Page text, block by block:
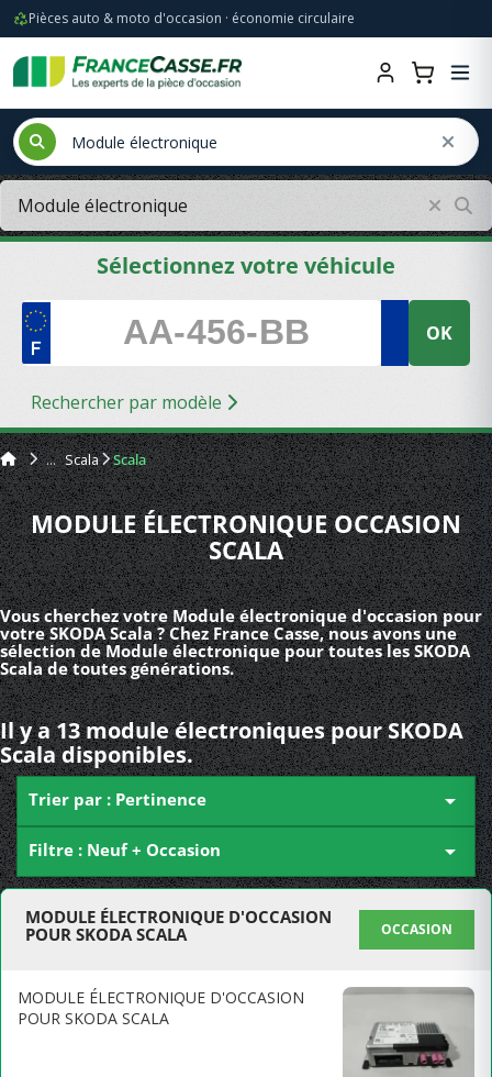
Pièces auto & moto d'occasion · économie circulaire
Sélectionnez votre véhicule
OK
Rechercher par modèle
Scala Scala
MODULE ÉLECTRONIQUE OCCASION
SCALA
Vous cherchez votre Module électronique d'occasion pour
votre SKODA Scala ? Chez France Casse, nous avons une
sélection de Module électronique pour toutes les SKODA
Scala de toutes générations.
Il y a 13 module électroniques pour SKODA
Scala disponibles.
Trier par : Pertinence 
Filtre : Neuf + Occasion 
MODULE ÉLECTRONIQUE D'OCCASION
POUR SKODA SCALA
OCCASION
MODULE ÉLECTRONIQUE D'OCCASION
POUR SKODA SCALA